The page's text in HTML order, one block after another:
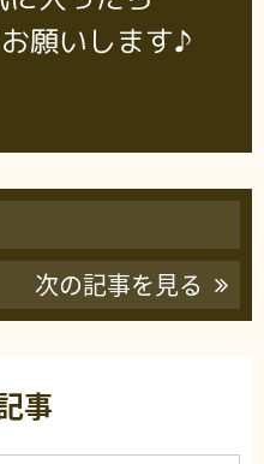
願いします♪
次の記事を見る
事